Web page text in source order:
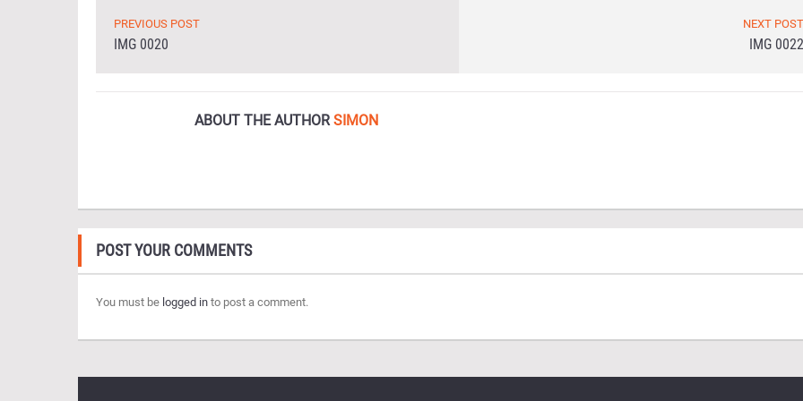
PREVIOUS POST
IMG 0020
NEXT POST
IMG 0022
ABOUT THE AUTHORSIMON
POST YOUR COMMENTS
You must be logged in to post a comment.